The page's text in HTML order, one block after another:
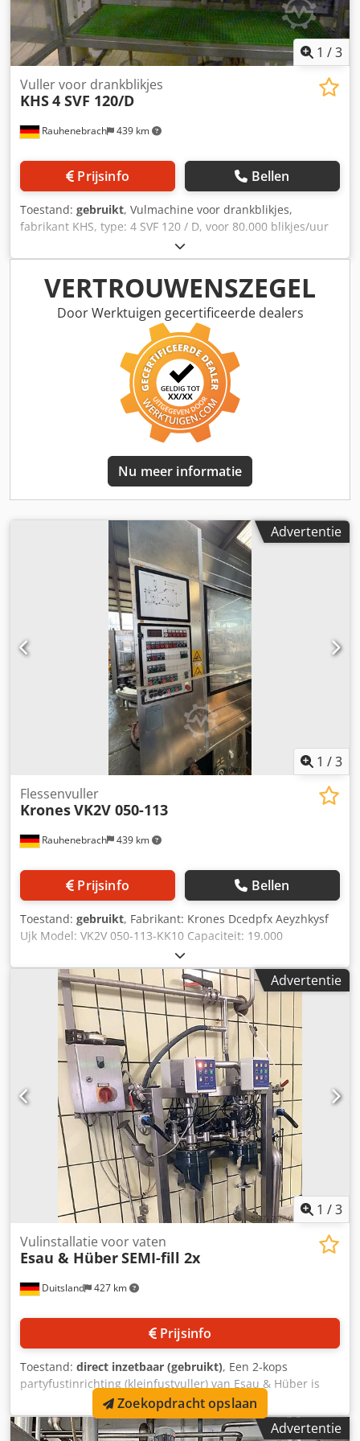
1 /3
Rauhenebrach 439 km
Vuller voor drankblikjes
KHS4 SVF 120/D
Prijsinfo Bellen
Toestand: gebruikt, Vulmachine voor drankblikjes,
fabrikant KHS, type: 4 SVF 120 / D, voor 80.000 blikjes/uur
bij 0,33 l blikjes, koolzuurhoudende frisdranken, inclusief
bliksluiter, fabrikant Angelus, type: 121 L (202), bouwjaar
1991. Dsdpfx Ajyzhl Rof Ueck
VERTROUWENSZEGEL
Door Werktuigen gecertificeerde dealers
Nu meer informatie
Advertentie
1 /3
Rauhenebrach 439 km
Flessenvuller
KronesVK2V 050-113
Prijsinfo Bellen
Toestand: gebruikt, Fabrikant: Krones Dcedpfx Aeyzhkysf
Ujk Model: VK2V 050-113-KK10 Capaciteit: 19.000
flessen/uur Uitvoering: bier in 0,5 l glazen fles Bouwjaar:
1991 Aanvoer: blok Looprichting: rechts naar links
Vulmachine: VK2V 050-113 Vulverdeling: 113 mm Aantal
vulposities: 50 stuks Uitvoering: hoogteverstelling
vullerreservoir, automatische schervenafspoeling,
mechanisch vulsysteem, flessendouche, HDE Sluiter:
Kronenkorksluiter 10-113 Uitvoering: hoogteverstelling
sluiterbovendeel
Advertentie
1 /3
Duitsland 427 km
Vulinstallatie voor vaten
Esau & HüberSEMI-fill 2x
Prijsinfo
Toestand: direct inzetbaar (gebruikt), Een 2-kops
partyfustinrichting (kleinfustvuller) van Esau & Hüber is
beschikbaar. Vulcapaciteit: 300 per uur, fustformaat: 5
liter, vulstations: 2. Bezichtiging ter plaatse is mogelijk.
Dcedpfx Afox R Dt Ns Uok
Advertentie
Zoekopdracht opslaan